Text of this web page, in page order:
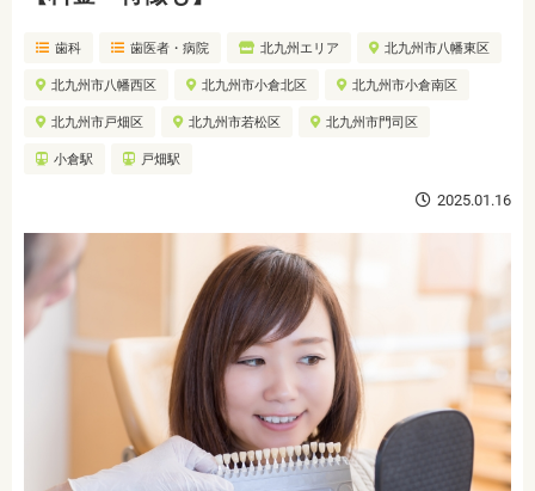
美容・健康
歯医者・病院
生活
歯科 歯医者・病院 北九州エリア 北九州市八幡東区
北九州市八幡西区 北九州市小倉北区 北九州市小倉南区
北九州市戸畑区 北九州市若松区 北九州市門司区
小倉駅 戸畑駅
2025.01.16